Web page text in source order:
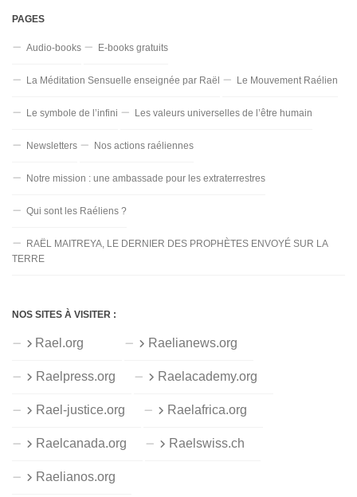
PAGES
Audio-books E-books gratuits
La Méditation Sensuelle enseignée par Raël Le Mouvement Raélien
Le symbole de l’infini Les valeurs universelles de l’être humain
Newsletters Nos actions raéliennes
Notre mission : une ambassade pour les extraterrestres
Qui sont les Raéliens ?
RAËL MAITREYA, LE DERNIER DES PROPHÈTES ENVOYÉ SUR LA
TERRE
NOS SITES À VISITER :
Rael.org Raelianews.org
Raelpress.org Raelacademy.org
Rael-justice.org Raelafrica.org
Raelcanada.org Raelswiss.ch
Raelianos.org